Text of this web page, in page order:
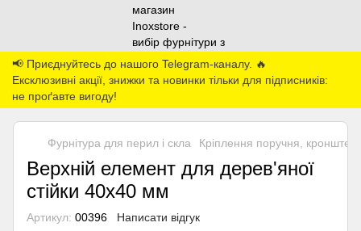
📢 Приєднуйтесь до нашого Telegram-каналу. 🔥
Ексклюзивні акції, знижки та новинки тільки для підписників:
не проґавте вигоду!
Фурнітура для перил і скла Кріплення поручня,
Верхній елемент для дерев'яної
стійки 40х40 мм
Артикул: 00396 Написати відгук